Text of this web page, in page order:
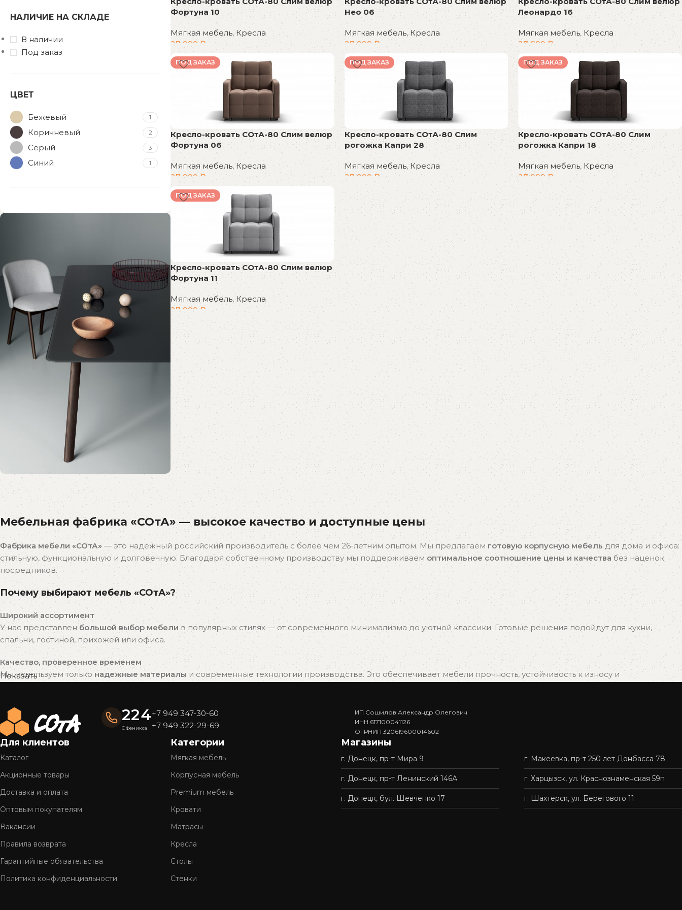
НАЛИЧИЕ НА СКЛАДЕ
В наличии
Под заказ
ЦВЕТ
Бежевый 1
Коричневый 2
Серый 3
Синий 1
Распродажа
бестселлеров
Скидки на популярные модели!
К покупкам
Фортуна 10
Мягкая мебель,Кресла
27 999₽
В корзину
Нео 06
Мягкая мебель,Кресла
27 999 ₽
В корзину
Леонардо 16
Мягкая мебель, Кресла
27 999₽
В корзину
ПОД ЗАКАЗ
Кресло-кровать СОтА-80 Слим велюр
Фортуна 06
Мягкая мебель,Кресла
27 999 ₽
В корзину
ПОД ЗАКАЗ
Кресло-кровать СОтА-80 Слим
рогожка Капри 28
Мягкая мебель,Кресла
27 999 ₽
В корзину
ПОД ЗАКАЗ
Кресло-кровать СОтА-80 Слим
рогожка Капри 18
Мягкая мебель, Кресла
27 999 ₽
В корзину
ПОД ЗАКАЗ
Кресло-кровать СОтА-80 Слим велюр
Фортуна 11
Мягкая мебель, Кресла
27 999₽
В корзину
Мебельная фабрика «СОтА» — высокое качество и доступные цены
Фабрика мебели «СОтА» — это надёжный российский производитель с более чем 26-летним опытом. Мы предлагаем готовую корпусную мебель для дома и офиса:
стильную, функциональную и долговечную. Благодаря собственному производству мы поддерживаем оптимальное соотношение цены и качествабез наценок
посредников.
Почему выбирают мебель «СОтА»?
Широкий ассортимент
У нас представленбольшой выбор мебелив популярных стилях — от современного минимализма до уютной классики. Готовые решения подойдут для кухни,
спальни, гостиной, прихожей или офиса.
Качество, проверенное временем
Мы используем тольконадежные материалыи современные технологии производства. Это обеспечивает мебели прочность, устойчивость к износу и
Готовые решения — быстро и удобно
Вся мебель «СОтА» уже в наличии и готова к отправке. Вам не придётся ждать изготовления — достаточно выбрать подходящий вариант, и мы быстро организуем
доставку.
Полное обслуживание
: консультацию, доставку и профессиональную сборку мебели. Покупка у нас — это удобно, быстро и без лишних хлопот.
Более 26 лет на рынке
Нам доверяют тысячи клиентов по всей стране. Мы гордимся нашей репутацией и стремимся сделать качественную мебель доступной каждому.
Показать
224
С Феникса
+7 949 347-30-60
+7 949 322-29-69
ИП Сошилов Александр Олегович
ИНН 617100041126
ОГРНИП 320619600014602
Для клиентов
Каталог
Акционные товары
Доставка и оплата
Оптовым покупателям
Вакансии
Правила возврата
Гарантийные обязательства
Политика конфиденциальности
Категории
Мягкая мебель
Корпусная мебель
Premium мебель
Кровати
Матрасы
Кресла
Столы
Стенки
Магазины
г. Донецк, пр-т Мира 9
г. Донецк, пр-т Ленинский 146А
г. Донецк, бул. Шевченко 17
г. Макеевка, пр-т 250 лет Донбасса 78
г. Харцызск, ул. Краснознаменская 59п
г. Шахтерск, ул. Берегового 11